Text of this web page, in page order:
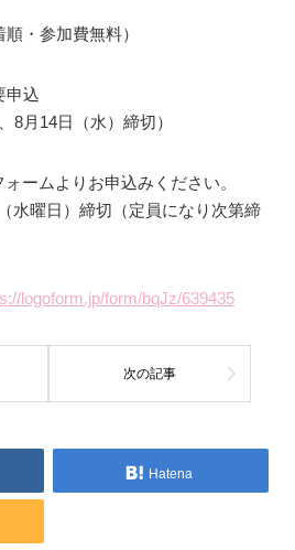
・参加費無料）
申込
14日（水）締切）
ームよりお申込みください。
）締切（定員になり次第締
logoform.jp/form/bqJz/639435
次の記事
Hatena